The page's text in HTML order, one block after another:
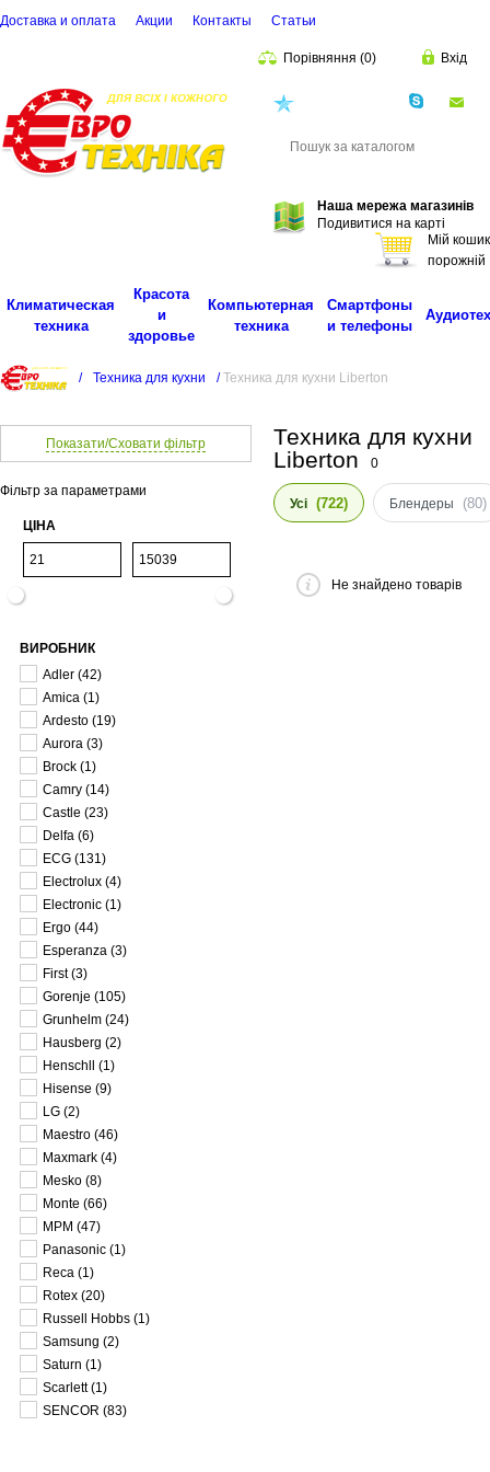
Доставка и оплата Акции Контакты Cтатьи
Порівняння (0) Вхід
Наша мережа магазинів
Подивитися на карті
Мій кошик
порожній
Климатическая
техника
Красота
и
здоровье
Компьютерная
техника
Смартфоны
и телефоны
/ Техника для кухни / Техника для кухни Liberton
Показати/Сховати фільтр
Фільтр за параметрами
ЦІНА
ВИРОБНИК
Adler (42)
Amica (1)
Ardesto (19)
Aurora (3)
Brock (1)
Camry (14)
Castle (23)
Delfa (6)
ECG (131)
Electrolux (4)
Electronic (1)
Ergo (44)
Esperanza (3)
First (3)
Gorenje (105)
Grunhelm (24)
Hausberg (2)
Henschll
(1)
Hisense (9)
LG (2)
Maestro (46)
Maxmark (4)
Mesko (8)
Monte (66)
MPM (47)
Panasonic (1)
Reca (1)
Rotex (20)
Russell Hobbs (1)
Samsung (2)
Saturn (1)
Scarlett (1)
SENCOR (83)
Техника для кухни
Liberton
0
Усі (722) Блендеры (80)
Не знайдено товарів